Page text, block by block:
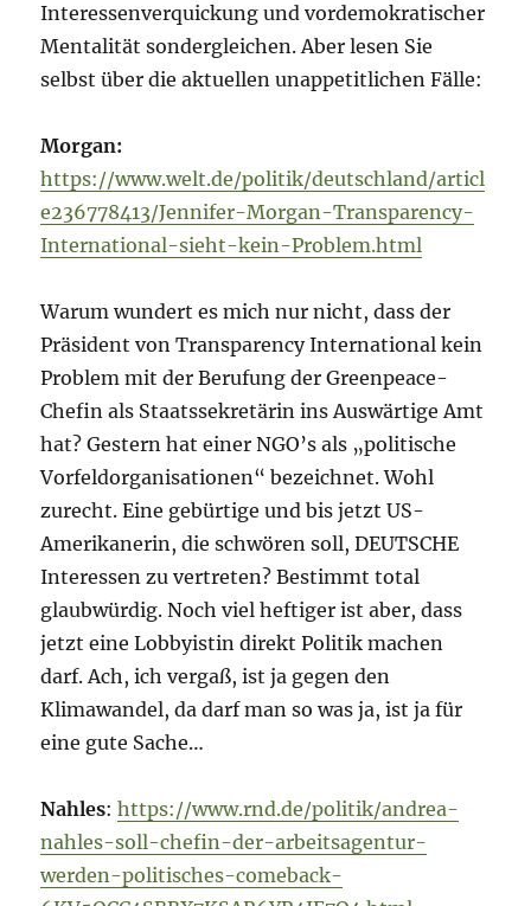
Interessenverquickung und vordemokratischer
Mentalität sondergleichen. Aber lesen Sie
selbst über die aktuellen unappetitlichen Fälle:
Morgan:
https://www.welt.de/politik/deutschland/articl
e236778413/Jennifer-Morgan-Transparency-
International-sieht-kein-Problem.html
Warum wundert es mich nur nicht, dass der
Präsident von Transparency International kein
Problem mit der Berufung der Greenpeace-
Chefin als Staatssekretärin ins Auswärtige Amt
hat? Gestern hat einer NGO’s als „politische
Vorfeldorganisationen“ bezeichnet. Wohl
zurecht. Eine gebürtige und bis jetzt US-
Amerikanerin, die schwören soll, DEUTSCHE
Interessen zu vertreten? Bestimmt total
glaubwürdig. Noch viel heftiger ist aber, dass
jetzt eine Lobbyistin direkt Politik machen
darf. Ach, ich vergaß, ist ja gegen den
Klimawandel, da darf man so was ja, ist ja für
eine gute Sache…
Nahles:https://www.rnd.de/politik/andrea-
nahles-soll-chefin-der-arbeitsagentur-
werden-politisches-comeback-